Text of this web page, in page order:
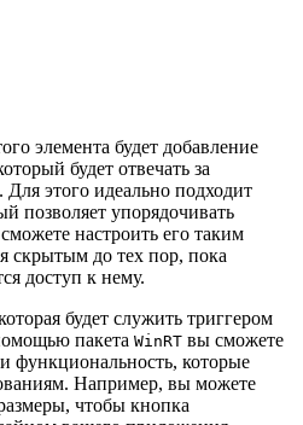
элемента будет добавление
будет отвечать за
этого идеально подходит
позволяет упорядочивать
настроить его таким
скрытым до тех пор, пока
доступ к нему.
будет служить триггером
пакета WinRT вы сможете
функциональность, которые
Например, вы можете
чтобы кнопка